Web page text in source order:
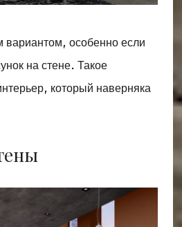
особенно если
на стене. Такое
который наверняка